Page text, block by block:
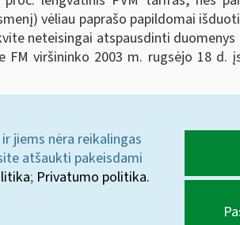
vėliau paprašo papildomai
neteisingai atspausdinti
viršininko 2003 m. rugsėjo 18 d.
jiems nėra reikalingas
atšaukti pakeisdami
; Privatumo politika.